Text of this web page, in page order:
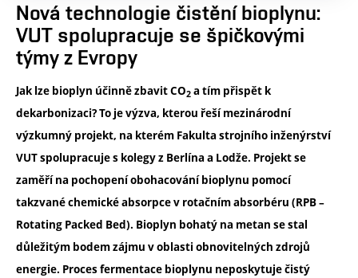
Nová technologie čistění bioplynu:
VUT spolupracuje se špičkovými
týmy z Evropy
Jak lze bioplyn účinně zbavit CO2 a tím přispět k
dekarbonizaci? To je výzva, kterou řeší mezinárodní
výzkumný projekt, na kterém Fakulta strojního inženýrství
VUT spolupracuje s kolegy z Berlína a Lodže. Projekt se
zaměří na pochopení obohacování bioplynu pomocí
takzvané chemické absorpce v rotačním absorbéru (RPB –
Rotating Packed Bed). Bioplyn bohatý na metan se stal
důležitým bodem zájmu v oblasti obnovitelných zdrojů
energie. Proces fermentace bioplynu neposkytuje čistý